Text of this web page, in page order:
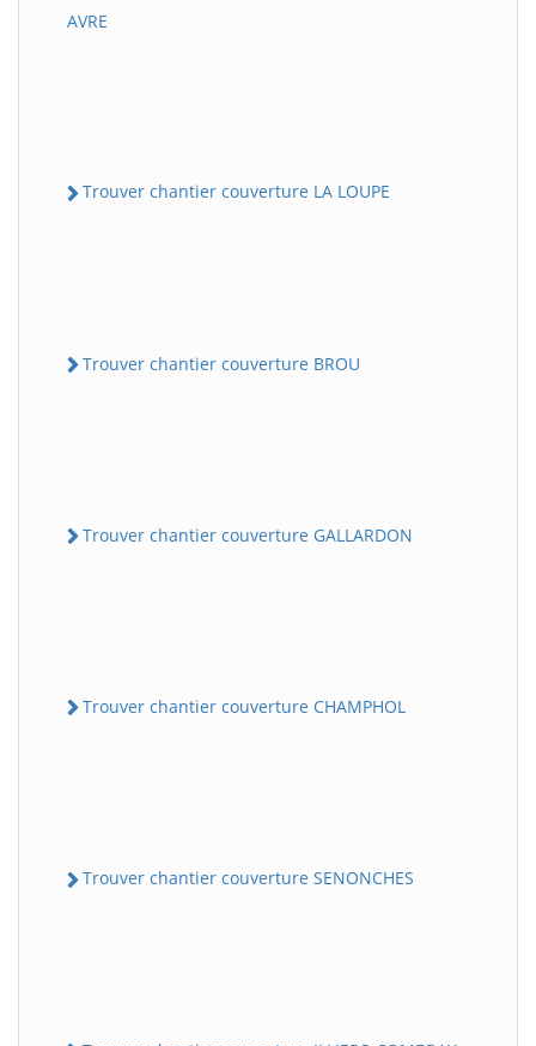
AVRE
Trouver chantier couverture LA LOUPE
Trouver chantier couverture BROU
Trouver chantier couverture GALLARDON
Trouver chantier couverture CHAMPHOL
Trouver chantier couverture SENONCHES